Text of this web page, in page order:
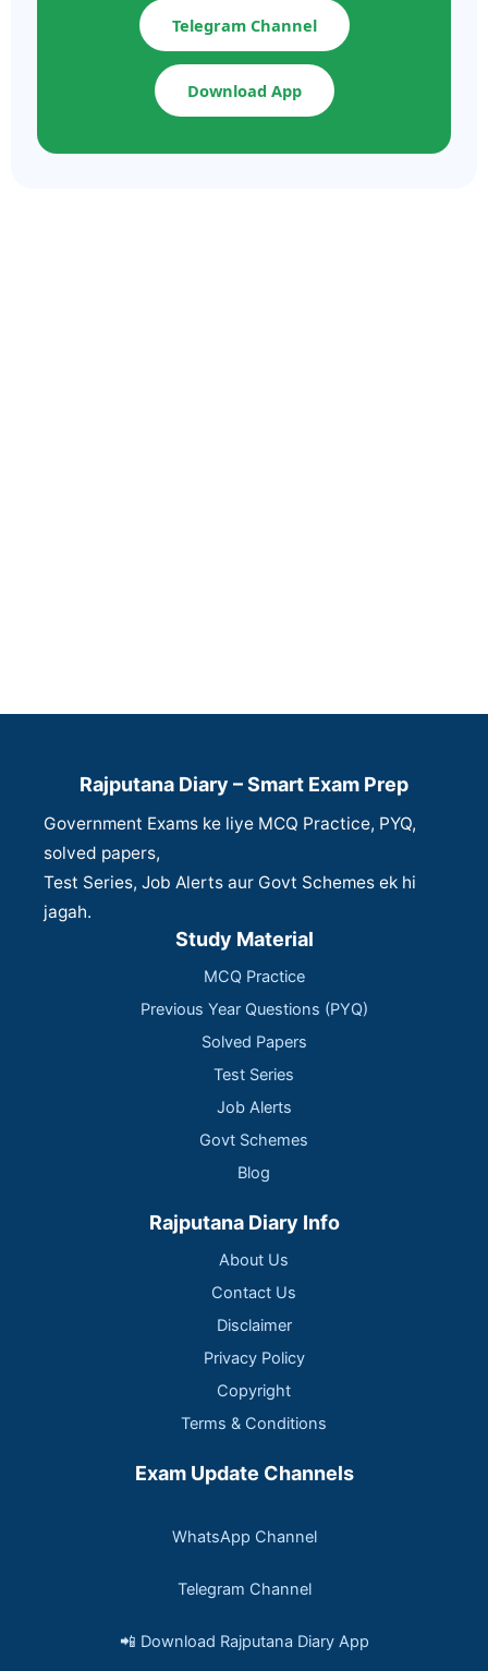
Telegram Channel
Download App
Rajputana Diary – Smart Exam Prep
Government Exams ke liye MCQ Practice, PYQ,
solved papers,
Test Series, Job Alerts aur Govt Schemes ek hi
jagah.
Study Material
MCQ Practice
Previous Year Questions (PYQ)
Solved Papers
Test Series
Job Alerts
Govt Schemes
Blog
Rajputana Diary Info
About Us
Contact Us
Disclaimer
Privacy Policy
Copyright
Terms & Conditions
Exam Update Channels
WhatsApp Channel
Telegram Channel
📲 Download Rajputana Diary App